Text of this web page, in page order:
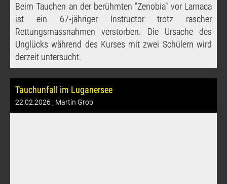
Beim Tauchen an der berühmten "Zenobia" vor Larnaca
ist ein 67-jähriger Instructor trotz rascher
Rettungsmassnahmen verstorben. Die Ursache des
Unglücks während des Kurses mit zwei Schülern wird
derzeit untersucht.
Tauchunfall im Luganersee
22.02.2026 , Martin Grob